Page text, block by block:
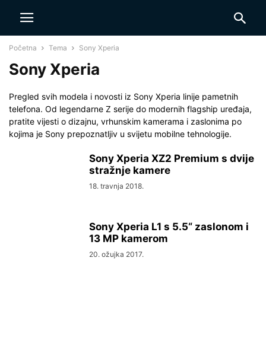
Početna Tema Sony Xperia
Sony Xperia
Pregled svih modela i novosti iz Sony Xperia linije pametnih
telefona. Od legendarne Z serije do modernih flagship uređaja,
pratite vijesti o dizajnu, vrhunskim kamerama i zaslonima po
kojima je Sony prepoznatljiv u svijetu mobilne tehnologije.
Sony Xperia XZ2 Premium s dvije
stražnje kamere
18. travnja 2018.
Sony Xperia L1 s 5.5“ zaslonom i
13 MP kamerom
20. ožujka 2017.